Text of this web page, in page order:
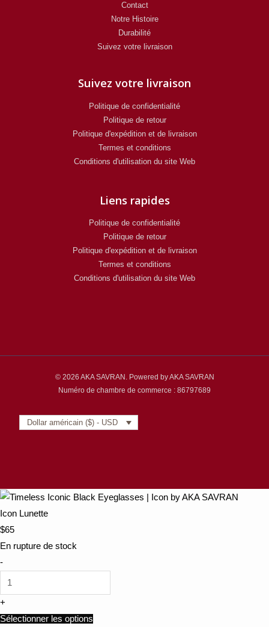
Contact
Notre Histoire
Durabilité
Suivez votre livraison
Suivez votre livraison
Politique de confidentialité
Politique de retour
Politique d'expédition et de livraison
Termes et conditions
Conditions d'utilisation du site Web
Liens rapides
Politique de confidentialité
Politique de retour
Politique d'expédition et de livraison
Termes et conditions
Conditions d'utilisation du site Web
© 2026 AKA SAVRAN. Powered by AKA SAVRAN
Numéro de chambre de commerce : 86797689
Dollar américain ($) - USD
Icon Lunette
$65
En rupture de stock
-
+
Sélectionner les options